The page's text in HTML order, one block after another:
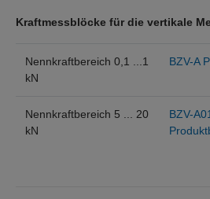
Kraftmessblöcke für die vertikale
Nennkraftbereich 0,1 ...1
kN
BZV-A
Nennkraftbereich 5 ... 20
kN
BZV-